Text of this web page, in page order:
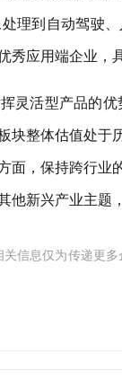
理到自动驾驶
秀应用端企业，
灵活型产品的
块整体估值处
面，保持跨行
他新兴产业主题
信息仅为传递更